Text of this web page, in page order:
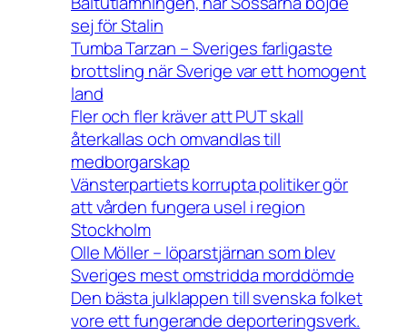
sej för Stalin
Tumba Tarzan – Sveriges farligaste
brottsling när Sverige var ett homogent
land
Fler och fler kräver att PUT skall
återkallas och omvandlas till
medborgarskap
Vänsterpartiets korrupta politiker gör
att vården fungera usel i region
Stockholm
Olle Möller – löparstjärnan som blev
Sveriges mest omstridda morddömde
Den bästa julklappen till svenska folket
vore ett fungerande deporteringsverk.